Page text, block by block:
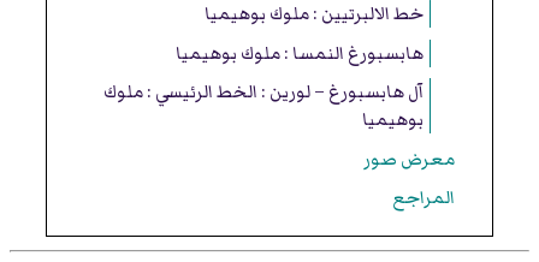
خط الالبرتيين : ملوك بوهيميا
هابسبورغ النمسا : ملوك بوهيميا
آل هابسبورغ – لورين : الخط الرئيسي : ملوك
بوهيميا
معرض صور
المراجع